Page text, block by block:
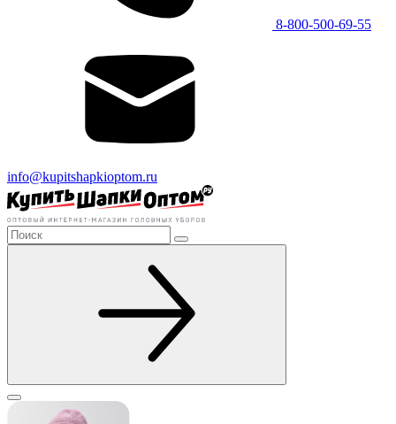
8-800-500-69-55
info@kupitshapkioptom.ru